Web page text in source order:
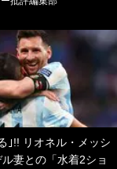
｣!! リオネル・メッシ
妻との「水着2ショ